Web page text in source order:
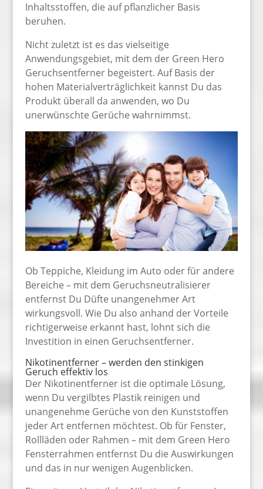
Inhaltsstoffen, die auf pflanzlicher Basis
beruhen.
Nicht zuletzt ist es das vielseitige
Anwendungsgebiet, mit dem der Green Hero
Geruchsentferner begeistert. Auf Basis der
hohen Materialverträglichkeit kannst Du das
Produkt überall da anwenden, wo Du
unerwünschte Gerüche wahrnimmst.
Ob Teppiche, Kleidung im Auto oder für andere
Bereiche – mit dem Geruchsneutralisierer
entfernst Du Düfte unangenehmer Art
wirkungsvoll. Wie Du also anhand der Vorteile
richtigerweise erkannt hast, lohnt sich die
Investition in einen Geruchsentferner.
Nikotinentferner – werden den stinkigen
Geruch effektiv los
Der Nikotinentferner ist die optimale Lösung,
wenn Du vergilbtes Plastik reinigen und
unangenehme Gerüche von den Kunststoffen
jeder Art entfernen möchtest. Ob für Fenster,
Rollläden oder Rahmen – mit dem Green Hero
Fensterrahmen entfernst Du die Auswirkungen
und das in nur wenigen Augenblicken.